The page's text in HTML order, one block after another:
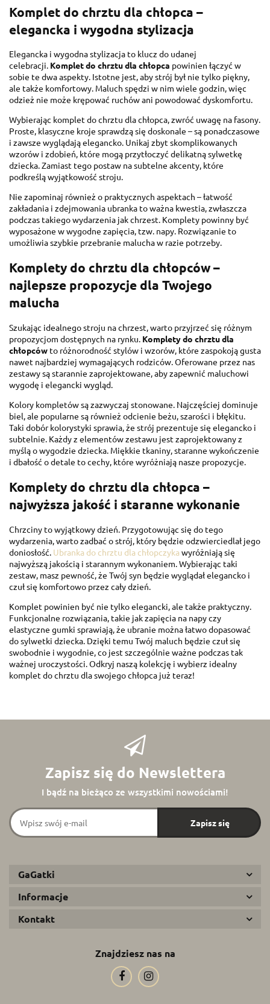
Komplet do chrztu dla chłopca –
elegancka i wygodna stylizacja
Elegancka i wygodna stylizacja to klucz do udanej
celebracji. Komplet do chrztu dla chłopca powinien łączyć w
sobie te dwa aspekty. Istotne jest, aby strój był nie tylko piękny,
ale także komfortowy. Maluch spędzi w nim wiele godzin, więc
odzież nie może krępować ruchów ani powodować dyskomfortu.
Wybierając komplet do chrztu dla chłopca, zwróć uwagę na fasony.
Proste, klasyczne kroje sprawdzą się doskonale – są ponadczasowe
i zawsze wyglądają elegancko. Unikaj zbyt skomplikowanych
wzorów i zdobień, które mogą przytłoczyć delikatną sylwetkę
dziecka. Zamiast tego postaw na subtelne akcenty, które
podkreślą wyjątkowość stroju.
Nie zapominaj również o praktycznych aspektach – łatwość
zakładania i zdejmowania ubranka to ważna kwestia, zwłaszcza
podczas takiego wydarzenia jak chrzest. Komplety powinny być
wyposażone w wygodne zapięcia, tzw. napy. Rozwiązanie to
umożliwia szybkie przebranie malucha w razie potrzeby.
Komplety do chrztu dla chłopców –
najlepsze propozycje dla Twojego
malucha
Szukając idealnego stroju na chrzest, warto przyjrzeć się różnym
propozycjom dostępnych na rynku. Komplety do chrztu dla
chłopców to różnorodność stylów i wzorów, które zaspokoją gusta
nawet najbardziej wymagających rodziców. Oferowane przez nas
zestawy są starannie zaprojektowane, aby zapewnić maluchowi
wygodę i elegancki wygląd.
Kolory kompletów są zazwyczaj stonowane. Najczęściej dominuje
biel, ale popularne są również odcienie beżu, szarości i błękitu.
Taki dobór kolorystyki sprawia, że strój prezentuje się elegancko i
subtelnie. Każdy z elementów zestawu jest zaprojektowany z
myślą o wygodzie dziecka. Miękkie tkaniny, staranne wykończenie
i dbałość o detale to cechy, które wyróżniają nasze propozycje.
Komplety do chrztu dla chłopca –
najwyższa jakość i staranne wykonanie
Chrzciny to wyjątkowy dzień. Przygotowując się do tego
wydarzenia, warto zadbać o strój, który będzie odzwierciedlał jego
doniosłość. Ubranka do chrztu dla chłopczyka wyróżniają się
najwyższą jakością i starannym wykonaniem. Wybierając taki
zestaw, masz pewność, że Twój syn będzie wyglądał elegancko i
czuł się komfortowo przez cały dzień.
Komplet powinien być nie tylko elegancki, ale także praktyczny.
Funkcjonalne rozwiązania, takie jak zapięcia na napy czy
elastyczne gumki sprawiają, że ubranie można łatwo dopasować
do sylwetki dziecka. Dzięki temu Twój maluch będzie czuł się
swobodnie i wygodnie, co jest szczególnie ważne podczas tak
ważnej uroczystości. Odkryj naszą kolekcję i wybierz idealny
komplet do chrztu dla swojego chłopca już teraz!
Zapisz się do Newslettera
I bądź na bieżąco ze wszystkimi nowościami!
GaGatki
Informacje
Kontakt
Znajdziesz nas na